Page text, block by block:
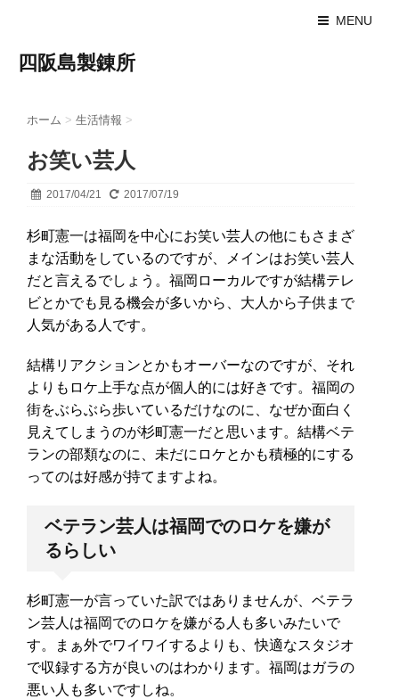
MENU
四阪島製錬所
ホーム > 生活情報 >
お笑い芸人
2017/04/21 2017/07/19
杉町憲一は福岡を中心にお笑い芸人の他にもさまざ
まな活動をしているのですが、メインはお笑い芸人
だと言えるでしょう。福岡ローカルですが結構テレ
ビとかでも見る機会が多いから、大人から子供まで
人気がある人です。
結構リアクションとかもオーバーなのですが、それ
よりもロケ上手な点が個人的には好きです。福岡の
街をぶらぶら歩いているだけなのに、なぜか面白く
見えてしまうのが杉町憲一だと思います。結構ベテ
ランの部類なのに、未だにロケとかも積極的にする
ってのは好感が持てますよね。
ベテラン芸人は福岡でのロケを嫌が
るらしい
杉町憲一が言っていた訳ではありませんが、ベテラ
ン芸人は福岡でのロケを嫌がる人も多いみたいで
す。まぁ外でワイワイするよりも、快適なスタジオ
で収録する方が良いのはわかります。福岡はガラの
悪い人も多いですしね。